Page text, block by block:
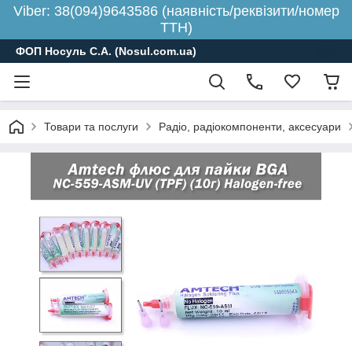
Viber: 38(094)9643586 (наявність/реквізити/номер
ТТН)
ФОП Носуль С.А. (Nosul.com.ua)
Товари та послуги Радіо, радіокомпоненти, аксесуари